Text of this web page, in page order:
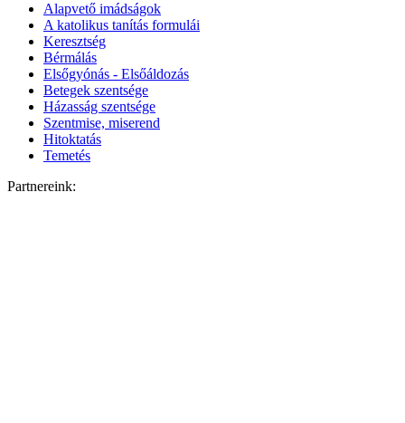
Alapvető imádságok
A katolikus tanítás formulái
Keresztség
Bérmálás
Elsőgyónás - Elsőáldozás
Betegek szentsége
Házasság szentsége
Szentmise, miserend
Hitoktatás
Temetés
Partnereink: